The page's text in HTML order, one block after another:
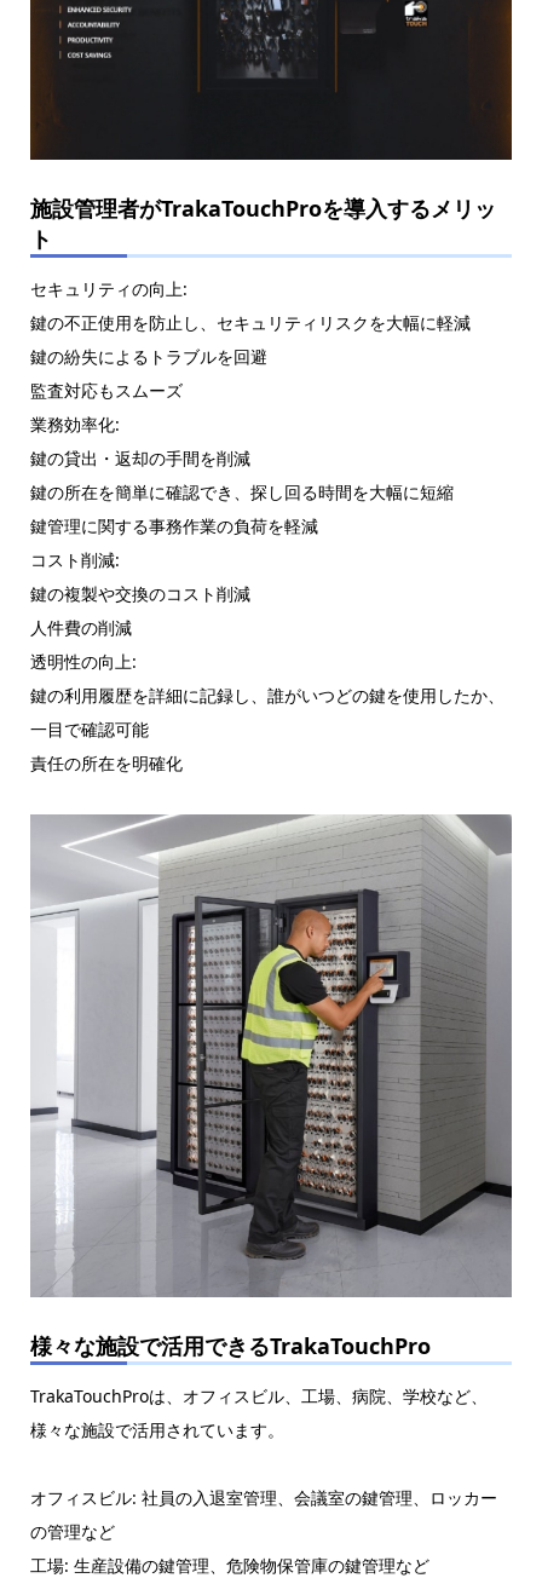
施設管理者がTrakaTouchProを導入するメリッ
ト
セキュリティの向上:
鍵の不正使用を防止し、セキュリティリスクを大幅に軽減
鍵の紛失によるトラブルを回避
監査対応もスムーズ
業務効率化:
鍵の貸出・返却の手間を削減
鍵の所在を簡単に確認でき、探し回る時間を大幅に短縮
鍵管理に関する事務作業の負荷を軽減
コスト削減:
鍵の複製や交換のコスト削減
人件費の削減
透明性の向上:
鍵の利用履歴を詳細に記録し、誰がいつどの鍵を使用したか、
一目で確認可能
責任の所在を明確化
様々な施設で活用できるTrakaTouchPro
TrakaTouchProは、オフィスビル、工場、病院、学校など、
様々な施設で活用されています。
オフィスビル: 社員の入退室管理、会議室の鍵管理、ロッカー
の管理など
工場: 生産設備の鍵管理、危険物保管庫の鍵管理など